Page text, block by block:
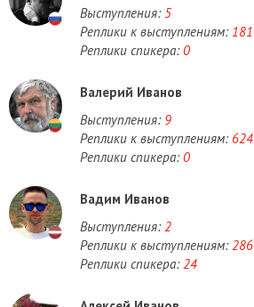
Выступления: 5
Реплики к выступлениям: 181
Реплики спикера: 0
Валерий Иванов
Выступления: 9
Реплики к выступлениям: 624
Реплики спикера: 0
Вадим Иванов
Выступления: 2
Реплики к выступлениям: 286
Реплики спикера: 24